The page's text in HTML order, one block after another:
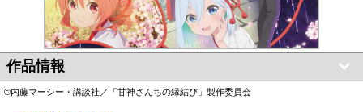
作品情報
©内藤マーシー・講談社／「甘神さんちの縁結び」製作委員会